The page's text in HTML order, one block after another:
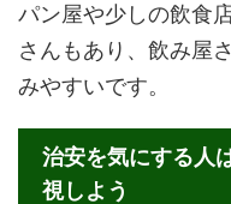
パン屋や少しの飲食
さんもあり、飲み屋
みやすいです。
治安を気にする人
視しよう